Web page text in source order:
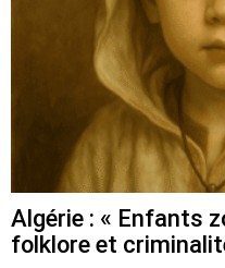
Algérie : « Enfants
folklore et